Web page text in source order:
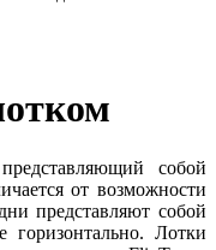
собой
от возможности
представляют собой
Лотки